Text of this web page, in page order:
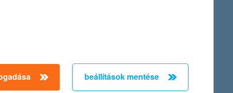
beállítások mentése